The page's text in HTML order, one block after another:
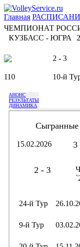
Главная
ЧЕМПИОНАТ
КУЗБАСС - ЮГРА
2 - 3
110 10-й
АНОНС
РЕЗУЛЬТАТЫ
ДИНАМИКА
Сыгранные
15.02.2026 3
2 - 3
24-й Тур
9-й Тур